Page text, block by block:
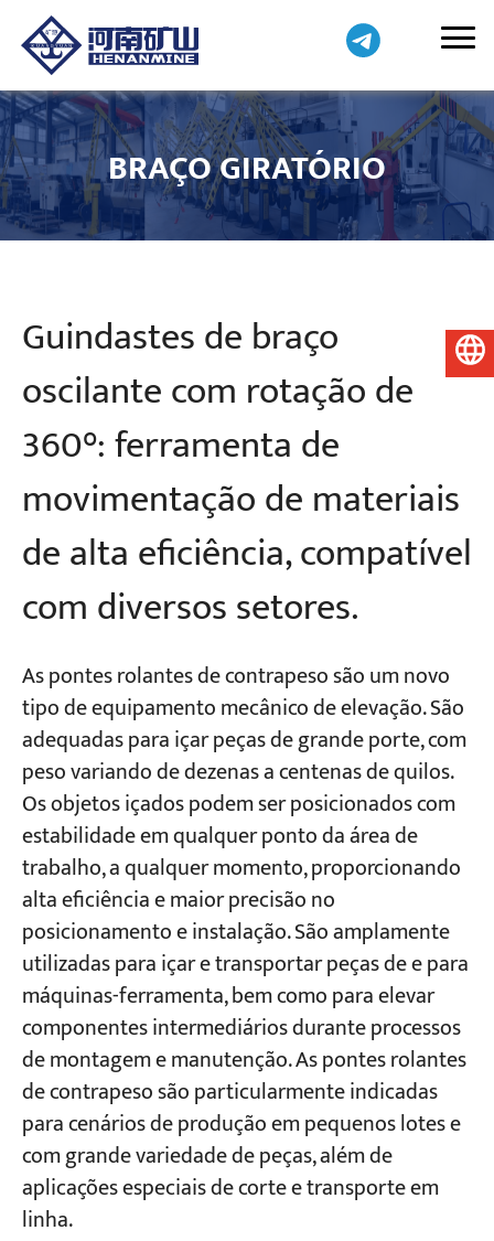
Projetos
Blogs
Notícias
Aplicações
Sobre nós
Contate-nos
BRAÇO GIRATÓRIO
Guindastes de braço
oscilante com rotação de
360°: ferramenta de
movimentação de materiais
de alta eficiência, compatível
com diversos setores.
As pontes rolantes de contrapeso são um novo
tipo de equipamento mecânico de elevação. São
adequadas para içar peças de grande porte, com
peso variando de dezenas a centenas de quilos.
Os objetos içados podem ser posicionados com
estabilidade em qualquer ponto da área de
trabalho, a qualquer momento, proporcionando
alta eficiência e maior precisão no
posicionamento e instalação. São amplamente
utilizadas para içar e transportar peças de e para
máquinas-ferramenta, bem como para elevar
componentes intermediários durante processos
de montagem e manutenção. As pontes rolantes
de contrapeso são particularmente indicadas
para cenários de produção em pequenos lotes e
com grande variedade de peças, além de
aplicações especiais de corte e transporte em
linha.
Português do Brasil